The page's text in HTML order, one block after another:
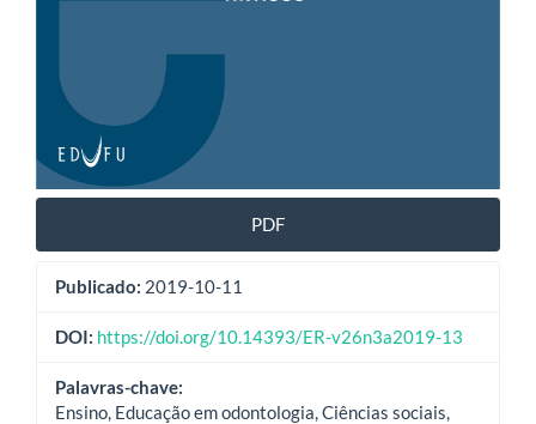
PDF
Publicado: 2019-10-11
DOI: https://doi.org/10.14393/ER-v26n3a2019-13
Palavras-chave:
Ensino, Educação em odontologia, Ciências sociais,